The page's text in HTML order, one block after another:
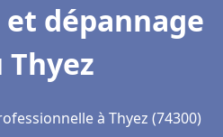
dépannage
à Thyez (74300)